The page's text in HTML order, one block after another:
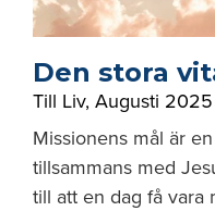
Den stora
Till Liv, Augusti 2025
Missionens mål är
tillsammans med
till att en dag få vara